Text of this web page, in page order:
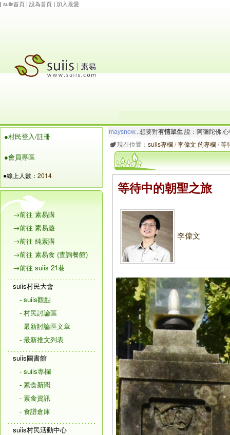
| suiis首頁 | 設為首頁 | 加入最愛
●村民登入/註冊
●會員專區
●線上人數： 2014
→前往 素易購
→前往 素易遊
→前往 純素購
→前往 素易食 (查詢餐館)
→前往 suiis 21巷
suiis村民大會
- suiis觀點
- 村民討論區
- 最新討論區文章
- 最新推文列表
suiis圖書館
- suiis專欄
- 素食新聞
- 素食資訊
- 食譜倉庫
suiis村民活動中心
maysnow...想要對有情眾生說：阿彌陀佛.
玲瓏虹想要對有情眾生說：阿彌陀佛.一切
現在位置： suiis專欄/李偉文 的專欄/等
等待中的朝聖之旅
李偉文